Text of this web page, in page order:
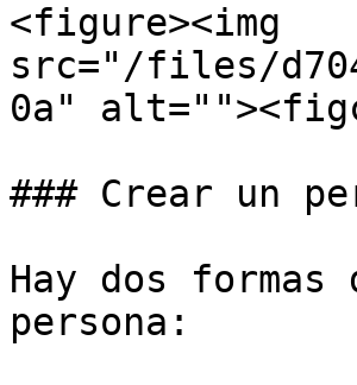
<figure><img
src="/files/
0a"
### Crear un
Hay dos
persona: